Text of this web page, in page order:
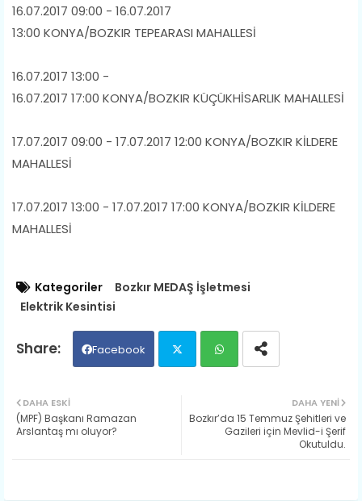
16.07.2017 09:00 - 16.07.2017
13:00 KONYA/BOZKIR TEPEARASI MAHALLESİ
16.07.2017 13:00 -
16.07.2017 17:00 KONYA/BOZKIR KÜÇÜKHİSARLIK MAHALLESİ
17.07.2017 09:00 - 17.07.2017 12:00 KONYA/BOZKIR KİLDERE
MAHALLESİ
17.07.2017 13:00 - 17.07.2017 17:00 KONYA/BOZKIR KİLDERE
MAHALLESİ
Kategoriler
Bozkır MEDAŞ İşletmesi
Elektrik Kesintisi
Facebook
ats
DAHA YENI
Bozkır’da 15 Temmuz Şehitleri ve
Gazileri için Mevlid-i Şerif
Okutuldu.
DAHA ESKI
(MPF) Başkanı Ramazan
Arslantaş mı oluyor?